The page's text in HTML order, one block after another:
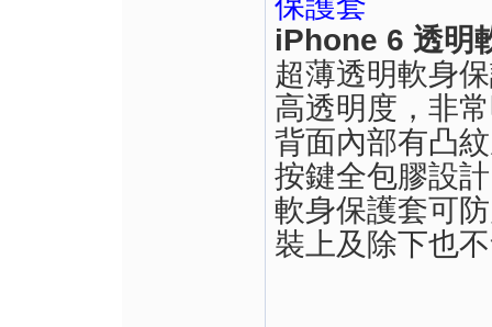
iPhone 6 透明
超薄透明軟身
高透明度，非
背面內部有凸
按鍵全包膠設
軟身保護套可
裝上及除下也